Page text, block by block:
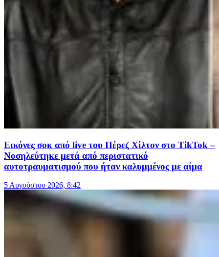
Εικόνες σοκ από live του Πέρεζ Χίλτον στο TikTok –
Νοσηλεύτηκε μετά από περιστατικό
αυτοτραυματισμού που ήταν καλυμμένος με αίμα
5 Αυγούστου 2026, 8:42